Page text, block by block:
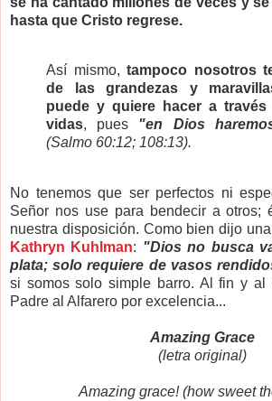
hasta que Cristo regrese.
Así mismo,tampoco nosotros
de las grandezas y
puede y quiere hacer a través
vidas, pues "en Dios
(Salmo 60:12; 108:13).
No tenemos que ser perfectos ni
Señor nos use para bendecir a otros;
nuestra disposición. Como bien dijo
Kathryn Kuhlman: "Dios no busca
plata; solo requiere de vasos
si somos solo simple barro. Al fin y al
Padre al Alfarero por excelencia...
Amazing Grace
(letra original)
Amazing grace! (how sweet